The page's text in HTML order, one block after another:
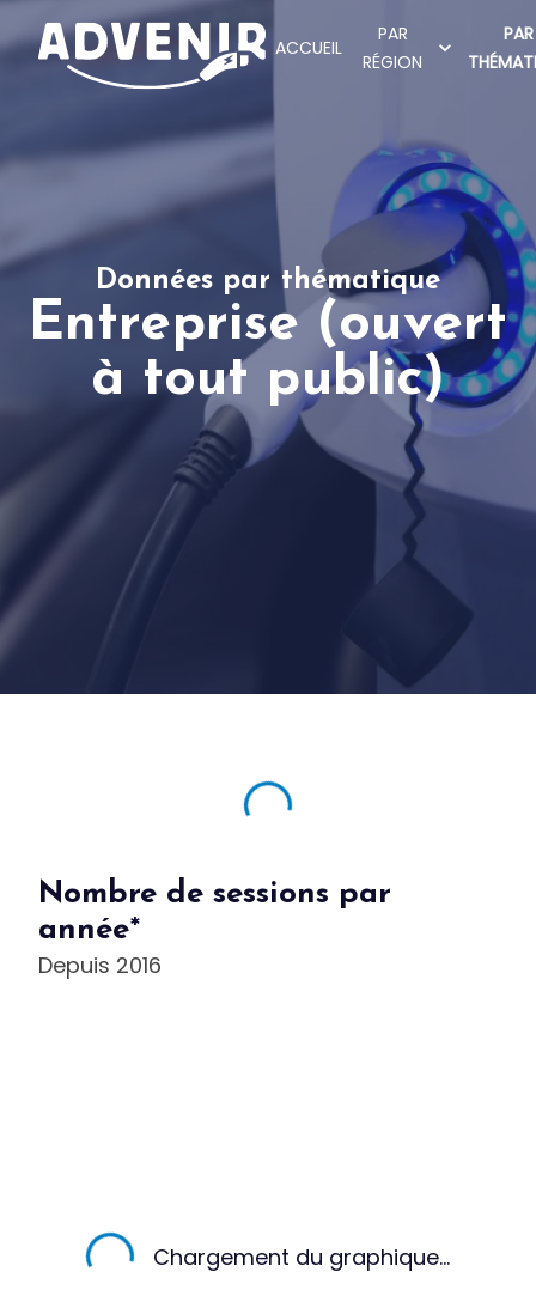
ACCUEIL
PAR
RÉGION
PAR
Données par thématique
Entreprise (ouvert
à tout public)
Nombre de sessions par
année*
Depuis 2016
Chargement du graphique...